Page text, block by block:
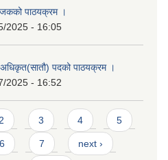
पाठयक्रम ।
2025 - 16:05
पदको पाठयक्रम ।
2025 - 16:52
2 3 4 5
6 7 next ›